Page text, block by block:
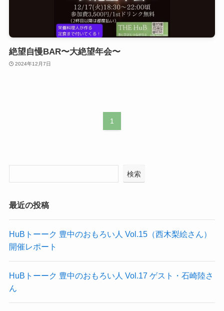
絶望自慢BAR〜大絶望年会〜
2024年12月7日
1
検索
最近の投稿
HuBトーーク 豊中のおもろい人 Vol.15（西木梨絵さん）
開催レポート
HuBトーーク 豊中のおもろい人 Vol.17 ゲスト・石崎陸さ
ん